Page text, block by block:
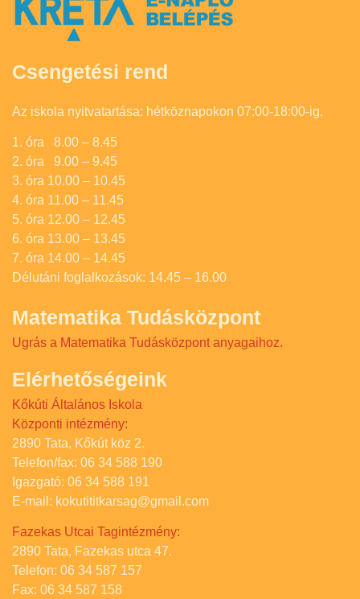
Csengetési rend
Az iskola nyitvatartása: hétköznapokon 07:00-18:00-ig.
1. óra 8.00 – 8.45
2. óra 9.00 – 9.45
3. óra 10.00 – 10.45
4. óra 11.00 – 11.45
5. óra 12.00 – 12.45
6. óra 13.00 – 13.45
7. óra 14.00 – 14.45
Délutáni foglalkozások: 14.45 – 16.00
Matematika Tudásközpont
Ugrás a Matematika Tudásközpont anyagaihoz.
Elérhetőségeink
Kőkúti Általános Iskola
Központi intézmény:
2890 Tata, Kőkút köz 2.
Telefon/fax: 06 34 588 190
Igazgató: 06 34 588 191
E-mail: kokutititkarsag@gmail.com
Fazekas Utcai Tagintézmény:
2890 Tata, Fazekas utca 47.
Telefon: 06 34 587 157
Fax: 06 34 587 158